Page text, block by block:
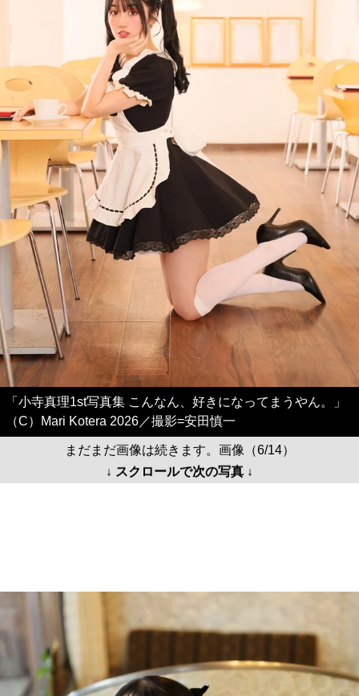
「小寺真理1st写真集 こんなん、好きになってまうやん。」
（C）Mari Kotera 2026／撮影=安田慎一
まだまだ画像は続きます。画像（6/14）
↓ スクロールで次の写真 ↓